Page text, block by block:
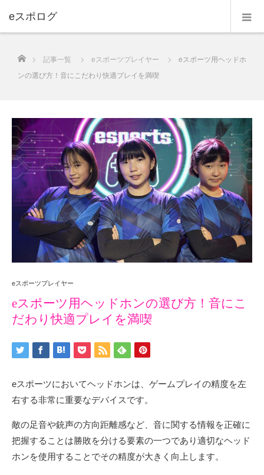
eスポログ
ホーム
記事一覧 eスポーツプレイヤー
eスポーツ用ヘッドホ
ンの選び方！音にこだわり快適プレイを満喫
eスポーツプレイヤー
eスポーツ用ヘッドホンの選び方！音にこ
だわり快適プレイを満喫
eスポーツにおいてヘッドホンは、ゲームプレイの精度を左
右する非常に重要なデバイスです。
敵の足音や銃声の方向距離感など、音に関する情報を正確に
把握することは勝敗を分ける要素の一つであり適切なヘッド
ホンを使用することでその精度が大きく向上します。